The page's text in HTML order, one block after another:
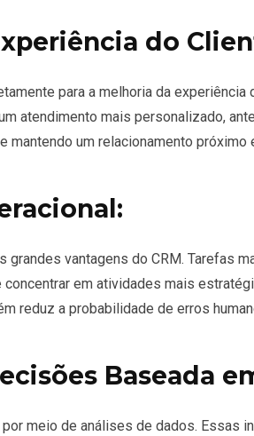
do
para a melhoria da
atendimento mais personalizado,
mantendo um relacionamento próximo
grandes vantagens do CRM. Tarefas
concentrar em atividades mais
reduz a probabilidade de erros
Baseada
meio de análises de dados. Essas